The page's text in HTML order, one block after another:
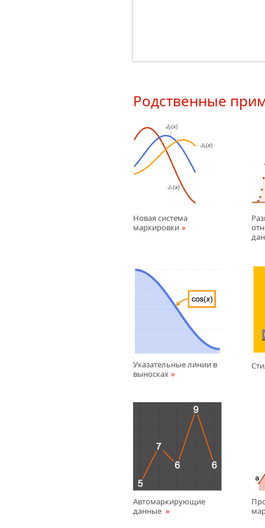
Родственные
Новая система
маркировки
Указательные линии в
выносках
Автомаркирующие
данные